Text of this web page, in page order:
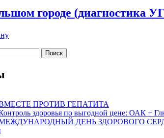
городе (диагностика
ПРОТИВ ГЕПАТИТА
здоровья по выгодной цене: ОАК +
ДЕНЬ ЗДОРОВОГО